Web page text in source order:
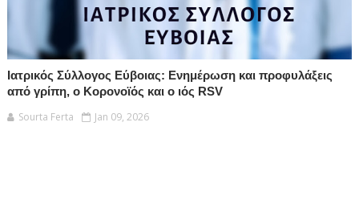
Ιατρικός Σύλλογος Εύβοιας: Ενημέρωση και προφυλάξεις
από γρίπη, ο Κορονοϊός και ο ιός RSV
Sourta Ferta
Jan 09, 2026